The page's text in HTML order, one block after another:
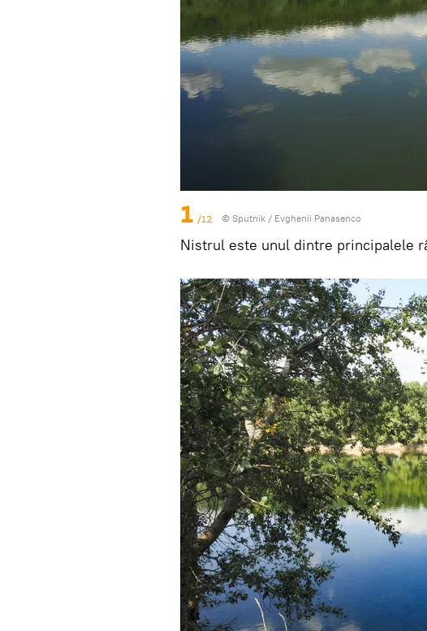
1 /12 © Sputnik / Evghenii Panasenco
Nistrul este unul dintre principalele